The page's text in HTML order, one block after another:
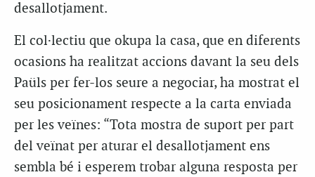
desallotjament.
El col·lectiu que okupa la casa, que en diferents
ocasions ha realitzat accions davant la seu dels
Paüls per fer-los seure a negociar, ha mostrat el
seu posicionament respecte a la carta enviada
per les veïnes: “Tota mostra de suport per part
del veïnat per aturar el desallotjament ens
sembla bé i esperem trobar alguna resposta per